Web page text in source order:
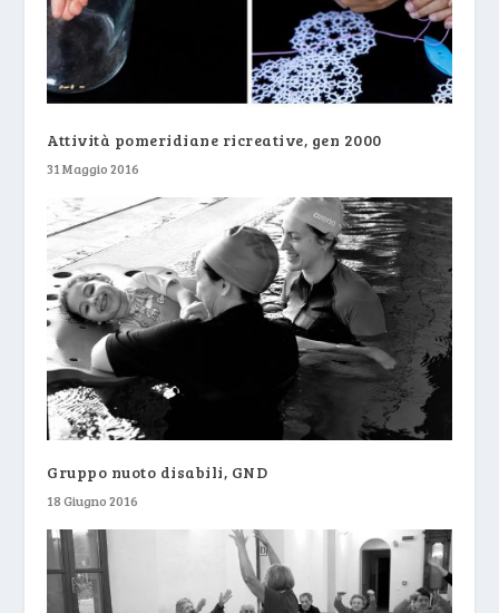
Attività pomeridiane ricreative, gen 2000
31 Maggio 2016
Gruppo nuoto disabili, GND
18 Giugno 2016